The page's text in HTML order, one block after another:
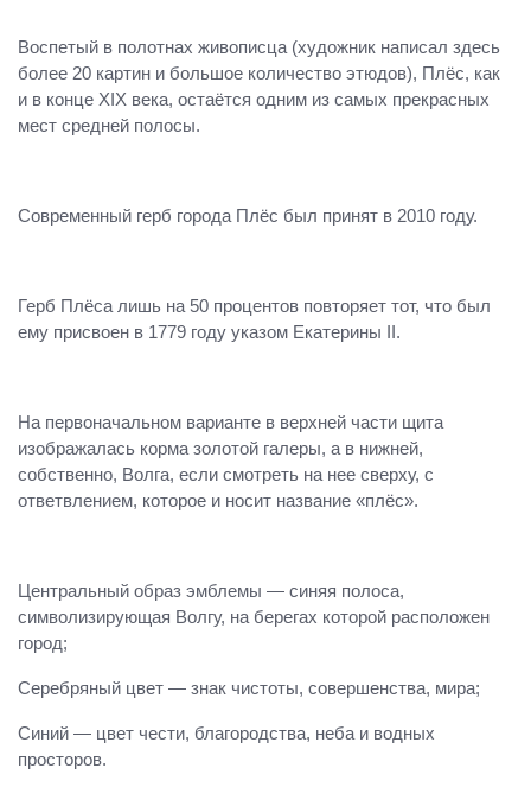
Воспетый в полотнах живописца (художник написал здесь
более 20 картин и большое количество этюдов), Плёс, как
и в конце XIX века, остаётся одним из самых прекрасных
мест средней полосы.
Современный герб города Плёс был принят в 2010 году.
Герб Плёса лишь на 50 процентов повторяет тот, что был
ему присвоен в 1779 году указом Екатерины II.
На первоначальном варианте в верхней части щита
изображалась корма золотой галеры, а в нижней,
собственно, Волга, если смотреть на нее сверху, с
ответвлением, которое и носит название «плёс».
Центральный образ эмблемы — синяя полоса,
символизирующая Волгу, на берегах которой расположен
город;
Серебряный цвет — знак чистоты, совершенства, мира;
Синий — цвет чести, благородства, неба и водных
просторов.